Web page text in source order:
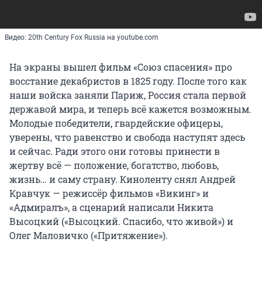
Видео: 20th Century Fox Russia на youtube.com
На экраны вышел фильм «Союз спасения» про
восстание декабристов в 1825 году. После того как
наши войска заняли Париж, Россия стала первой
державой мира, и теперь всё кажется возможным.
Молодые победители, гвардейские офицеры,
уверены, что равенство и свобода наступят здесь
и сейчас. Ради этого они готовы принести в
жертву всё — положение, богатство, любовь,
жизнь… и саму страну. Киноленту снял Андрей
Кравчук — режиссёр фильмов «Викинг» и
«Адмиралъ», а сценарий написали Никита
Высоцкий («Высоцкий. Спасибо, что живой») и
Олег Маловичко («Притяжение»).